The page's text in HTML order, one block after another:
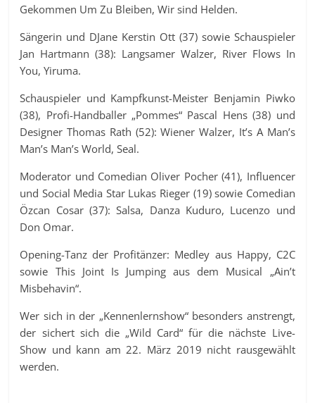
Gekommen Um Zu Bleiben, Wir sind Helden.
Sängerin und DJane Kerstin Ott (37) sowie Schauspieler
Jan Hartmann (38): Langsamer Walzer, River Flows In
You, Yiruma.
Schauspieler und Kampfkunst-Meister Benjamin Piwko
(38), Profi-Handballer „Pommes“ Pascal Hens (38) und
Designer Thomas Rath (52): Wiener Walzer, It’s A Man’s
Man’s Man’s World, Seal.
Moderator und Comedian Oliver Pocher (41), Influencer
und Social Media Star Lukas Rieger (19) sowie Comedian
Özcan Cosar (37): Salsa, Danza Kuduro, Lucenzo und
Don Omar.
Opening-Tanz der Profitänzer: Medley aus Happy, C2C
sowie This Joint Is Jumping aus dem Musical „Ain’t
Misbehavin“.
Wer sich in der „Kennenlernshow“ besonders anstrengt,
der sichert sich die „Wild Card“ für die nächste Live-
Show und kann am 22. März 2019 nicht rausgewählt
werden.